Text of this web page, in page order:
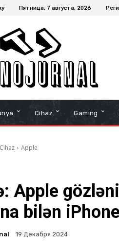
Пятница, 7 августа, 2026
Cihaz Gaming
Cihaz Apple
Apple
bilən
19 Декабря 2024